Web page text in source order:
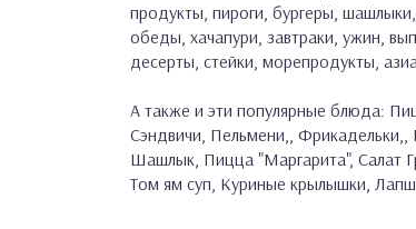
продукты, пироги, бургеры,
обеды, хачапури, завтраки, ужин,
десерты, стейки, морепродукты,
А также и эти популярные блюда:
Сэндвичи, Пельмени,,
Шашлык, Пицца "Маргарита", Салат
Том ям суп, Куриные крылышки,